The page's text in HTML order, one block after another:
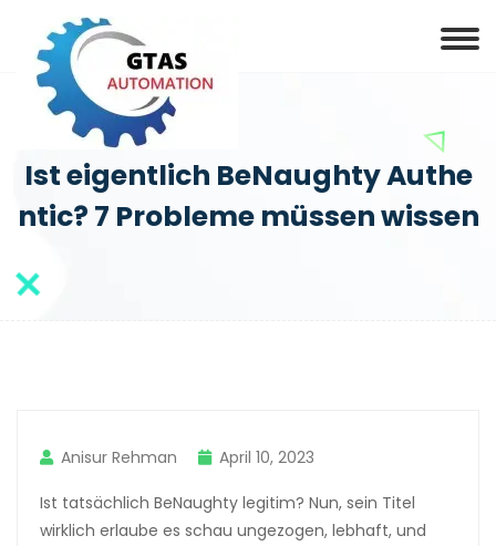
Ist eigentlich BeNaughty Authe
ntic? 7 Probleme müssen wissen
Anisur Rehman April 10, 2023
Ist tatsächlich BeNaughty legitim? Nun, sein Titel
wirklich erlaube es schau ungezogen, lebhaft, und